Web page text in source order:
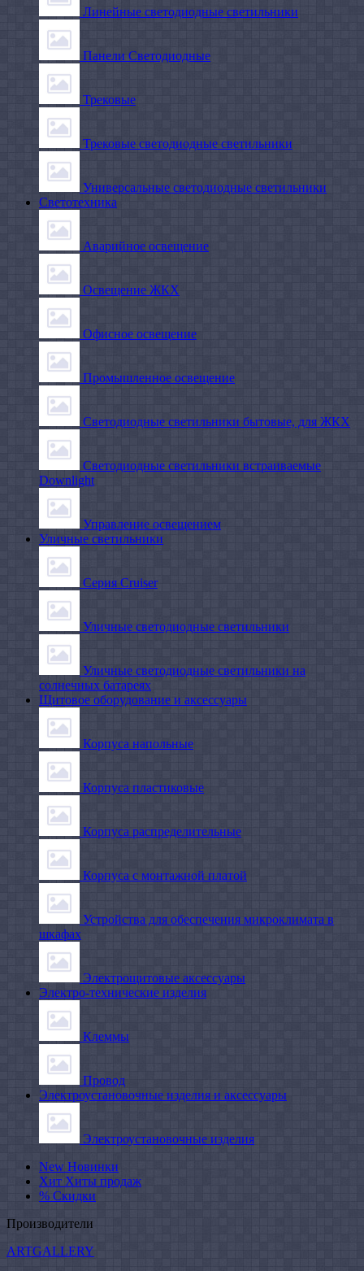
Линейные светодиодные светильники
Панели Светодиодные
Трековые
Трековые светодиодные светильники
Универсальные светодиодные светильники
Светотехника
Аварийное освещение
Освещение ЖКХ
Офисное освещение
Промышленное освещение
Светодиодные светильники бытовые, для ЖКХ
Светодиодные светильники встраиваемые
Downlight
Управление освещением
Уличные светильники
Серия Cruiser
Уличные светодиодные светильники
Уличные светодиодные светильники на
солнечных батареях
Щитовое оборудование и аксессуары
Корпуса напольные
Корпуса пластиковые
Корпуса распределительные
Корпуса с монтажной платой
Устройства для обеспечения микроклимата в
шкафах
Электрощитовые аксессуары
Электро-технические изделия
Клеммы
Провод
Электроустановочные изделия и аксессуары
Электроустановочные изделия
New Новинки
Хит Хиты продаж
% Скидки
Производители
ARTGALLERY